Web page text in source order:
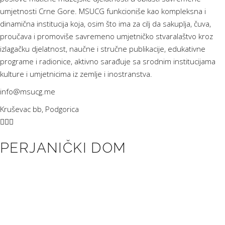
umjetnosti Crne Gore. MSUCG funkcioniše kao kompleksna i
dinamična institucija koja, osim što ima za cilj da sakuplja, čuva,
proučava i promoviše savremeno umjetničko stvaralaštvo kroz
izlagačku djelatnost, naučne i stručne publikacije, edukativne
programe i radionice, aktivno sarađuje sa srodnim institucijama
kulture i umjetnicima iz zemlje i inostranstva.
info@msucg.me
Kruševac bb, Podgorica
PERJANIČKI DOM